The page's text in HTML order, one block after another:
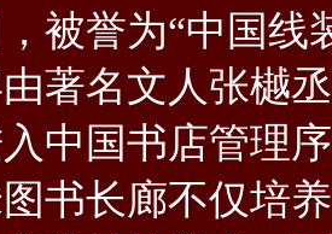
被誉为“中国线
著名文人张樾
中国书店管理
书长廊不仅培